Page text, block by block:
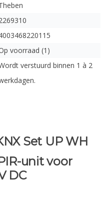
voorraad (1)
verstuurd binnen 1 à 2
Set UP WH
unit voor
DC